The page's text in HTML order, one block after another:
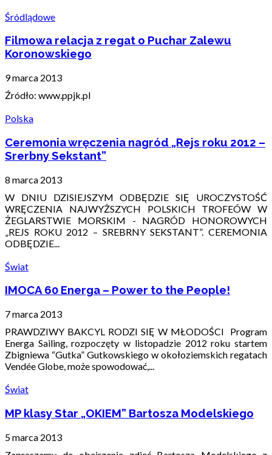
Śródlądowe
Filmowa relacja z regat o Puchar Zalewu
Koronowskiego
9 marca 2013
Źródło: www.ppjk.pl
Polska
Ceremonia wręczenia nagród „Rejs roku 2012 –
Srerbny Sekstant”
8 marca 2013
W DNIU DZISIEJSZYM ODBĘDZIE SIĘ UROCZYSTOŚĆ
WRĘCZENIA NAJWYŻSZYCH POLSKICH TROFEÓW W
ŻEGLARSTWIE MORSKIM - NAGRÓD HONOROWYCH
„REJS ROKU 2012 – SREBRNY SEKSTANT”. CEREMONIA
ODBĘDZIE...
Świat
IMOCA 60 Energa – Power to the People!
7 marca 2013
PRAWDZIWY BAKCYL RODZI SIĘ W MŁODOŚCI Program
Energa Sailing, rozpoczęty w listopadzie 2012 roku startem
Zbigniewa “Gutka” Gutkowskiego w okołoziemskich regatach
Vendée Globe, może spowodować,...
Świat
MP klasy Star „OKIEM” Bartosza Modelskiego
5 marca 2013